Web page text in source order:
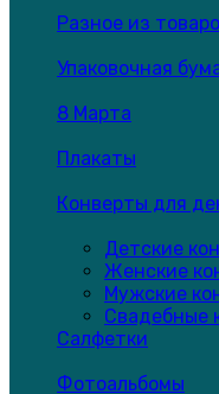
Разное из
Упаковочная
8 Марта
Плакаты
Конверты для
Детские
Женские
Мужские
Свадебные
Салфетки
Фотоальбомы